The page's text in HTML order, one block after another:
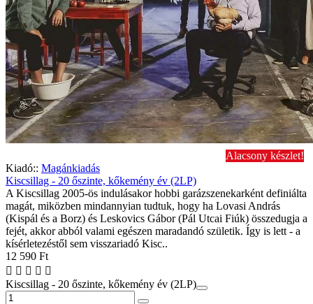
Alacsony készlet!
Kiadó:: Magánkiadás
Kiscsillag - 20 őszinte, kőkemény év (2LP)
A Kiscsillag 2005-ös indulásakor hobbi garázszenekarként definiálta
magát, miközben mindannyian tudtuk, hogy ha Lovasi András
(Kispál és a Borz) és Leskovics Gábor (Pál Utcai Fiúk) összedugja a
fejét, akkor abból valami egészen maradandó születik. Így is lett - a
kísérletezéstől sem visszariadó Kisc..
12 590 Ft
Kiscsillag - 20 őszinte, kőkemény év (2LP)